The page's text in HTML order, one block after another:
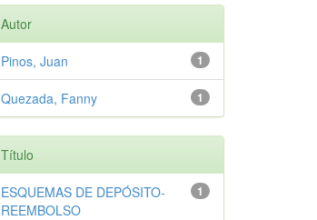
Autor
1
Pinos, Juan
1
Quezada, Fanny
Título
1
ESQUEMAS DE DEPÓSITO-
REEMBOLSO